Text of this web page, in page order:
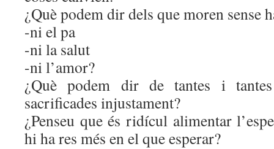
¿Què podem dir dels que moren sense
-ni el pa
-ni la salut
-ni l’amor?
¿Què podem dir de tantes i
sacrificades injustament?
¿Penseu que és ridícul alimentar
hi ha res més en el que esperar?